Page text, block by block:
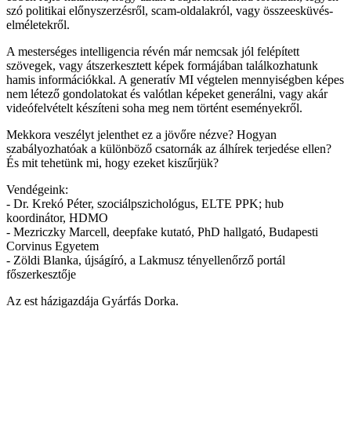
szó politikai előnyszerzésről, scam-oldalakról, vagy összeesküvés-
elméletekről.
A mesterséges intelligencia révén már nemcsak jól felépített
szövegek, vagy átszerkesztett képek formájában találkozhatunk
hamis információkkal. A generatív MI végtelen mennyiségben képes
nem létező gondolatokat és valótlan képeket generálni, vagy akár
videófelvételt készíteni soha meg nem történt eseményekről.
Mekkora veszélyt jelenthet ez a jövőre nézve? Hogyan
szabályozhatóak a különböző csatornák az álhírek terjedése ellen?
És mit tehetünk mi, hogy ezeket kiszűrjük?
Vendégeink:
- Dr. Krekó Péter, szociálpszichológus, ELTE PPK; hub
koordinátor, HDMO
- Mezriczky Marcell, deepfake kutató, PhD hallgató, Budapesti
Corvinus Egyetem
- Zöldi Blanka, újságíró, a Lakmusz tényellenőrző portál
főszerkesztője
Az est házigazdája Gyárfás Dorka.